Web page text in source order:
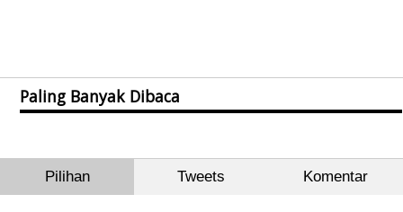
Paling Banyak Dibaca
Pilihan Tweets Komentar